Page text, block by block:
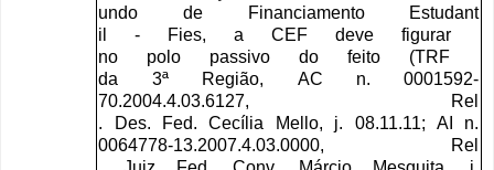
undo
de Financiamento
Estudant
il
- Fies,a CEF deve
figurar
no
polo passivo do feito (TRF
da 3ª Região, AC n. 0001592-
70.2004.4.03.6127, Rel
.
Des. Fed.Cecília Mello, j. 08.11.11; AI n.
0064778-13.2007.4.03.0000, Rel